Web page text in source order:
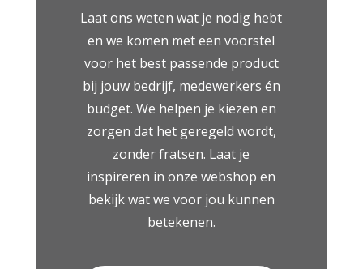
Laat ons weten wat je nodig hebt
en we komen met een voorstel
voor het best passende product
bij jouw bedrijf, medewerkers én
budget. We helpen je kiezen en
zorgen dat het geregeld wordt,
zonder fratsen. Laat je
inspireren in onze webshop en
bekijk wat we voor jou kunnen
betekenen.